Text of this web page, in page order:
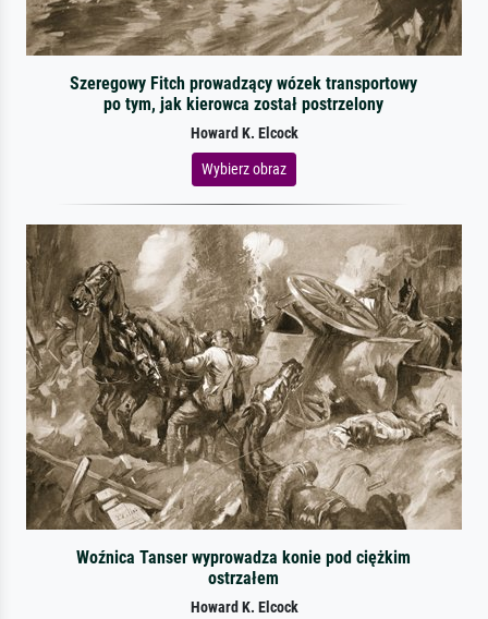
Szeregowy Fitch prowadzący wózek transportowy
po tym, jak kierowca został postrzelony
Howard K. Elcock
Wybierz obraz
Woźnica Tanser wyprowadza konie pod ciężkim
ostrzałem
Howard K. Elcock